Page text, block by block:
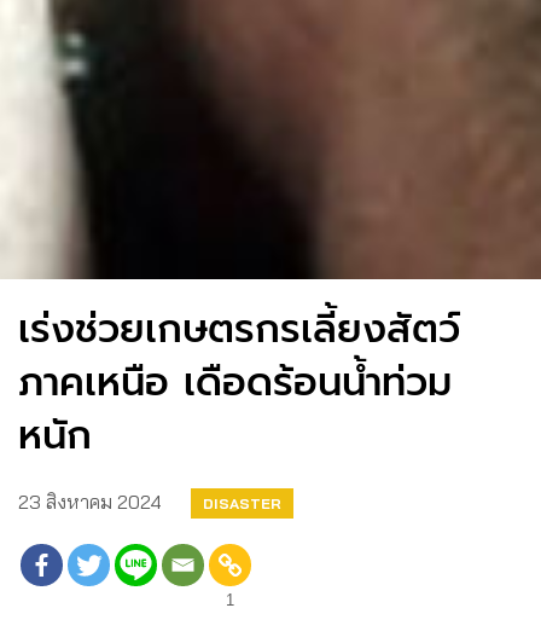
เร่งช่วยเกษตรกรเลี้ยงสัตว์
ภาคเหนือ เดือดร้อนน้ำท่วม
หนัก
23 สิงหาคม 2024 DISASTER
1